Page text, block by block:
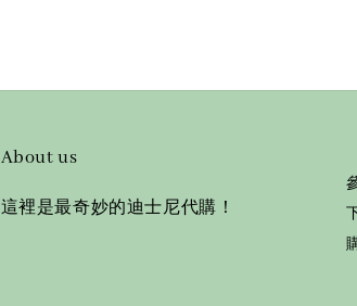
About us
這裡是最奇妙的迪士尼代購！